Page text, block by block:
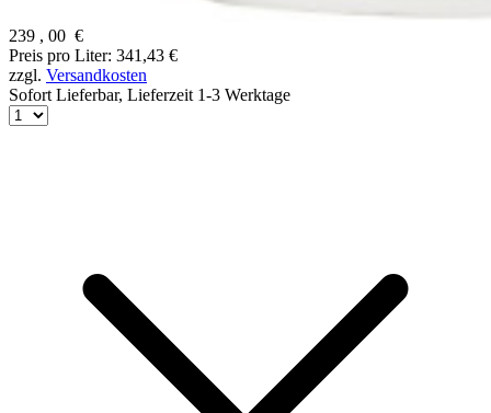
239 , 00 €
Preis pro Liter: 341,43 €
zzgl. Versandkosten
Sofort Lieferbar, Lieferzeit 1-3 Werktage